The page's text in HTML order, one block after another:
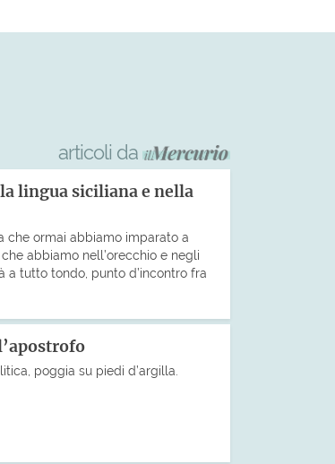
articoli da
lingua siciliana e nella
che ormai abbiamo imparato a
abbiamo nell’orecchio e negli
a tutto tondo, punto d’incontro fra
poggia su piedi d’argilla.